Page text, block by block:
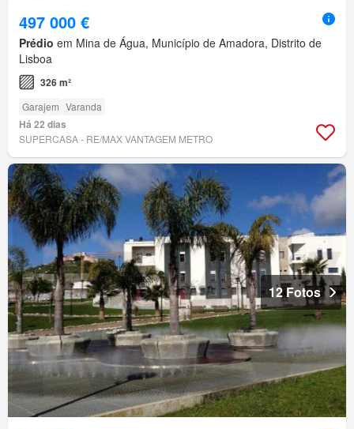
497 000 €
Prédio em Mina de Água, Município de Amadora, Distrito de
Lisboa
326 m²
Garajem Varanda
Há 22 dias
SUPERCASA - RE/MAX VANTAGEM METRO
12 Fotos